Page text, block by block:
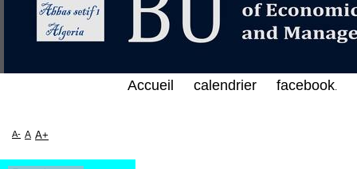
Accueil calendrier facebook.
A- A A+